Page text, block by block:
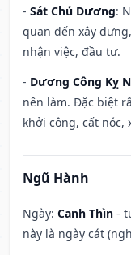
- Sát Chủ Dương:
quan đến xây
nhận việc, đầu tư.
- Dương Công Kỵ
nên làm. Đặc biệt
khởi công, cất nóc,
Ngũ Hành
Ngày: Canh Thìn -
này là ngày cát